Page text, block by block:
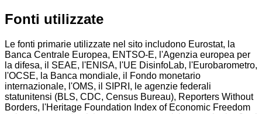
Fonti utilizzate
Le fonti primarie utilizzate nel sito includono Eurostat, la
Banca Centrale Europea, ENTSO-E, l'Agenzia europea per
la difesa, il SEAE, l'ENISA, l'UE DisinfoLab, l'Eurobarometro,
l'OCSE, la Banca mondiale, il Fondo monetario
internazionale, l'OMS, il SIPRI, le agenzie federali
statunitensi (BLS, CDC, Census Bureau), Reporters Without
Borders, l'Heritage Foundation Index of Economic Freedom